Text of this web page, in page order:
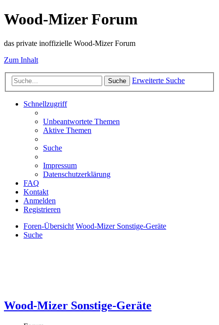
Wood-Mizer Forum
das private inoffizielle Wood-Mizer Forum
Zum Inhalt
Suche Erweiterte Suche
Schnellzugriff
Unbeantwortete Themen
Aktive Themen
Suche
Impressum
Datenschutzerklärung
FAQ
Kontakt
Anmelden
Registrieren
Foren-Übersicht Wood-Mizer Sonstige-Geräte
Suche
Wood-Mizer Sonstige-Geräte